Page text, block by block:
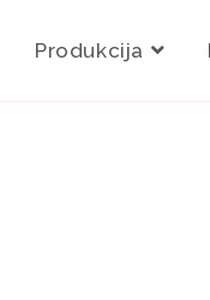
Produkcija